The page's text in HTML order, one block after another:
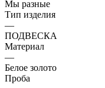
Мы разные
Тип изделия
—
ПОДВЕСКА
Материал
—
Белое золото
Проба